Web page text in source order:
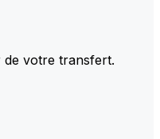
de votre transfert.